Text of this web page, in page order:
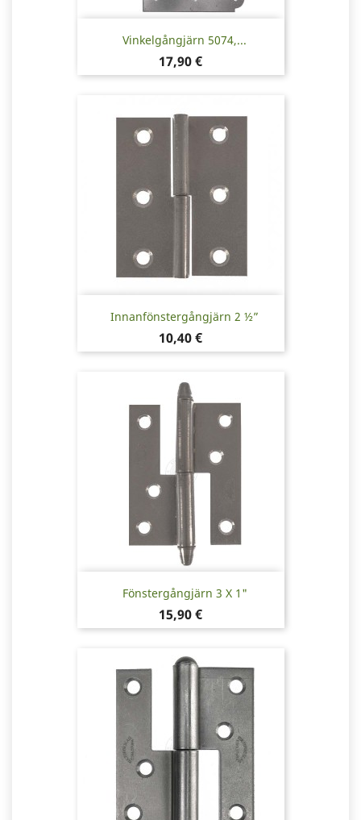
Vinkelgångjärn 5074,...
Pris
17,90 €
Innanfönstergångjärn 2 ½”
Pris
10,40 €
Fönstergångjärn 3 X 1"
Pris
15,90 €